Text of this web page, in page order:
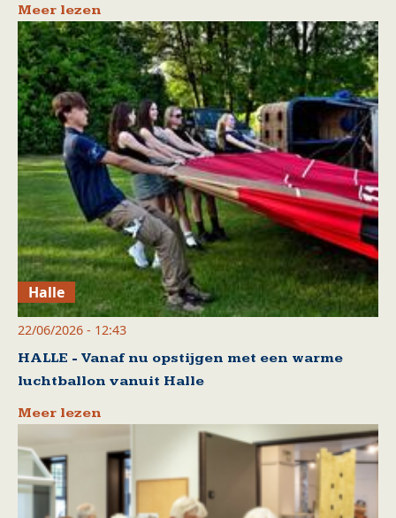
Meer lezen
Halle
22/06/2026 - 12:43
HALLE - Vanaf nu opstijgen met een warme
luchtballon vanuit Halle
Meer lezen